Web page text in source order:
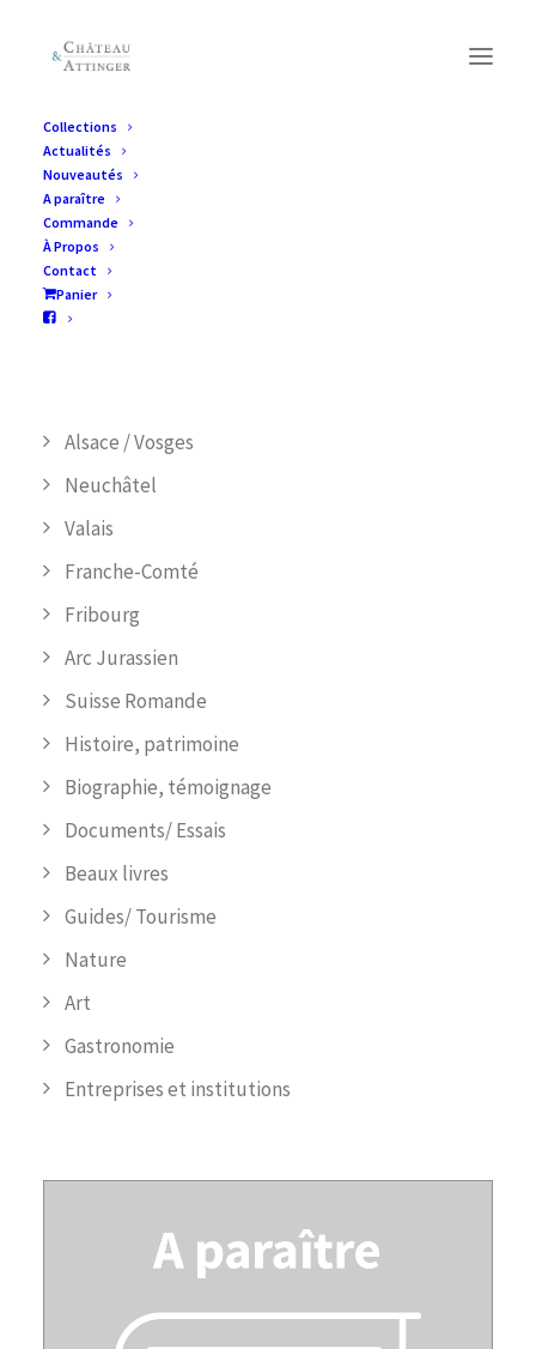
Collections
Actualités
Nouveautés
A paraître
Commande
À Propos
Contact
Panier
Collections
CATÉGORIES DE PRODUIT
Jura
Alsace / Vosges
Neuchâtel
Valais
Franche-Comté
Fribourg
Arc Jurassien
Suisse Romande
Histoire, patrimoine
Biographie, témoignage
Documents/ Essais
Beaux livres
Guides/ Tourisme
Nature
Art
Gastronomie
Entreprises et institutions